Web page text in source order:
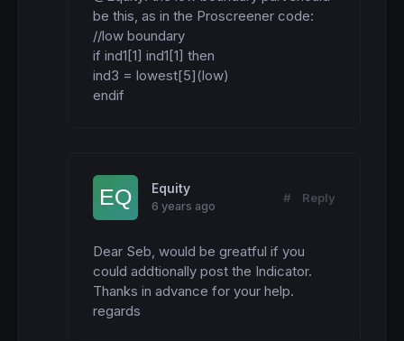
be this, as in the Proscreener code:
//low boundary
if ind1[1] ind1[1] then
ind3 = lowest[5](low)
endif
Equity
6 years ago
# Reply
Dear Seb, would be greatful if you
could addtionally post the Indicator.
Thanks in advance for your help.
regards